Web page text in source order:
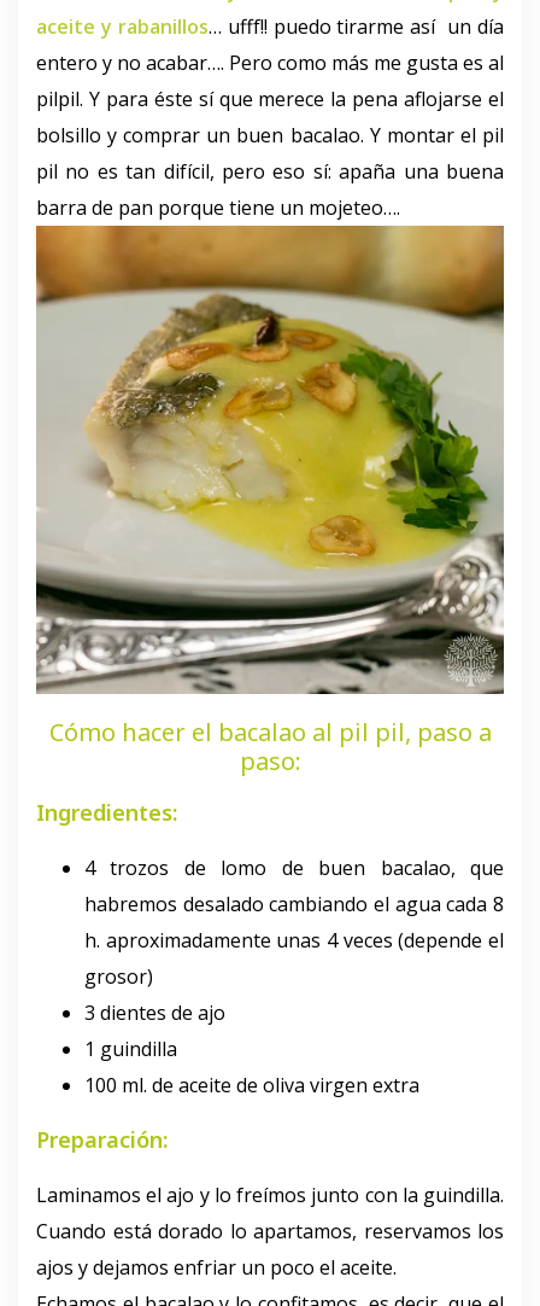
aceite y rabanillos… ufff!! puedo tirarme así un día
entero y no acabar…. Pero como más me gusta es al
pilpil. Y para éste sí que merece la pena aflojarse el
bolsillo y comprar un buen bacalao. Y montar el pil
pil no es tan difícil, pero eso sí: apaña una buena
barra de pan porque tiene un mojeteo….
Cómo hacer el bacalao al pil pil, paso a
paso:
Ingredientes:
4 trozos de lomo de buen bacalao, que
habremos desalado cambiando el agua cada 8
h. aproximadamente unas 4 veces (depende el
grosor)
3 dientes de ajo
1 guindilla
100 ml. de aceite de oliva virgen extra
Preparación:
Laminamos el ajo y lo freímos junto con la guindilla.
Cuando está dorado lo apartamos, reservamos los
ajos y dejamos enfriar un poco el aceite.